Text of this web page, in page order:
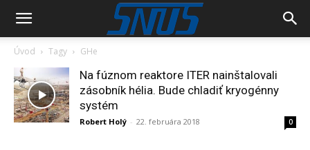
Úvod Tagy GHe
Na fúznom reaktore ITER nainštalovali
zásobník hélia. Bude chladiť kryogénny
systém
Robert Holý - 22. februára 2018 0